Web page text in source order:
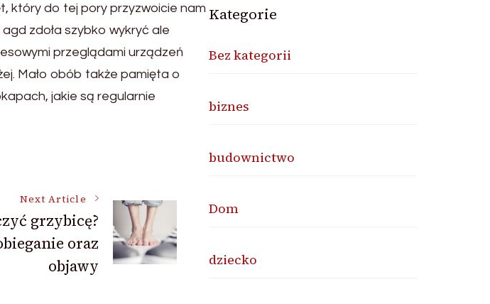
który do tej pory przyzwoicie nam
zdoła szybko wykryć ale
przeglądami urządzeń
Mało obób także pamięta o
jakie są regularnie
Next Article
grzybicę?
oraz
objawy
Kategorie
Bez kategorii
biznes
budownictwo
Dom
dziecko